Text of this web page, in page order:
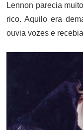
Lennon parecia
rico. Aquilo era
ouvia vozes e